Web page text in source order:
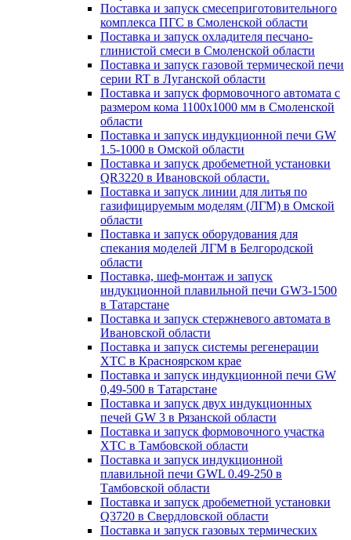
Поставка и запуск смесеприготовительного
комплекса ПГС в Смоленской области
Поставка и запуск охладителя песчано-
глинистой смеси в Смоленской области
Поставка и запуск газовой термической печи
серии RT в Луганской области
Поставка и запуск формовочного автомата с
размером кома 1100х1000 мм в Смоленской
области
Поставка и запуск индукционной печи GW
1.5-1000 в Омской области
Поставка и запуск дробеметной установки
QR3220 в Ивановской области.
Поставка и запуск линии для литья по
газифицируемым моделям (ЛГМ) в Омской
области
Поставка и запуск оборудования для
спекания моделей ЛГМ в Белгородской
области
Поставка, шеф-монтаж и запуск
индукционной плавильной печи GW3-1500
в Татарстане
Поставка и запуск стержневого автомата в
Ивановской области
Поставка и запуск системы регенерации
ХТС в Красноярском крае
Поставка и запуск индукционной печи GW
0,49-500 в Татарстане
Поставка и запуск двух индукционных
печей GW 3 в Рязанской области
Поставка и запуск формовочного участка
ХТС в Тамбовской области
Поставка и запуск индукционной
плавильной печи GWL 0.49-250 в
Тамбовской области
Поставка и запуск дробеметной установки
Q3720 в Свердловской области
Поставка и запуск газовых термических